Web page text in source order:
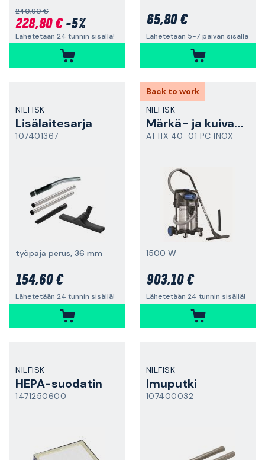
240,90 €
228,80 €-5%
Lähetetään 24 tunnin sisällä!
65,80 €
Lähetetään 5-7 päivän sisällä
NILFISK
Lisälaitesarja
107401367
työpaja perus, 36 mm
154,60 €
Lähetetään 24 tunnin sisällä!
Back to work
NILFISK
Märkä- ja kuivaimuri
ATTIX 40-01 PC INOX
1500 W
903,10 €
Lähetetään 24 tunnin sisällä!
NILFISK
HEPA-suodatin
1471250600
NILFISK
Imuputki
107400032